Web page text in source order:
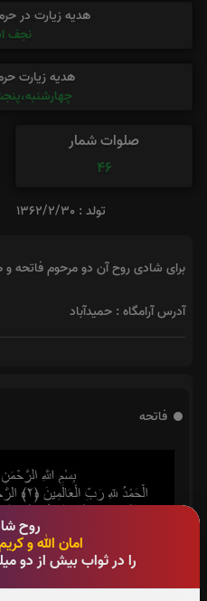
روح
امان الله و
را در ثواب بیش از دو
هدیه زیارت در
نجف
هدیه زیارت
صلوات شمار
46
تولد : 1362/2/30
برای شادی روح آن دو مرحوم فاتحه
آدرس آرامگاه : حمیدآباد
فاتحه